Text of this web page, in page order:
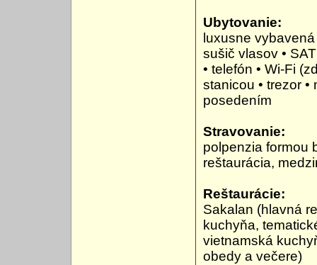
Ubytovanie:
luxusne
sušič vlasov •
• telefón • Wi-Fi
stanicou • trezor
posedením
Stravovanie:
polpenzia formou
reštaurácia,
Reštaurácie:
Sakalan (hlavná
kuchyňa,
vietnamská
obedy a večere)